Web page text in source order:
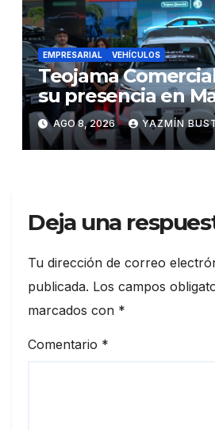
EMPRESARIAL VEHÍCULOS
Teojama
su presencia en
una apuesta por
híbrida y eléctrica
ExpoAuto del
AGO 8, 2026 YAZMÍN
Deja una
Tu dirección de correo
publicada. Los campos
marcados con *
Comentario *